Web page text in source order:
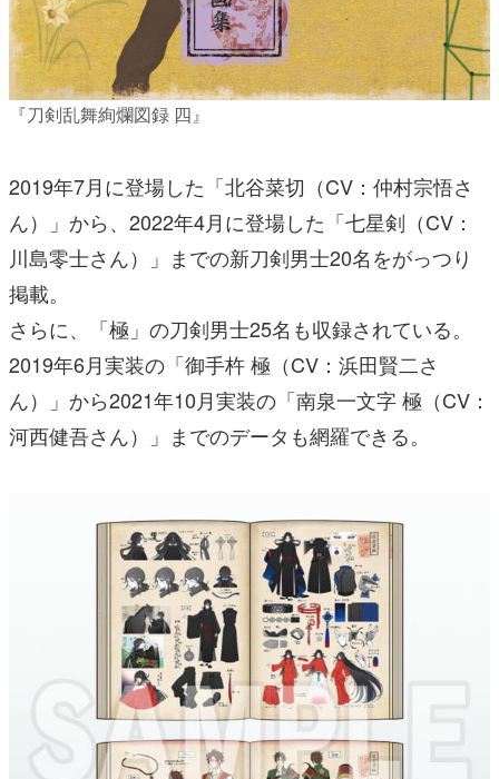
『刀剣乱舞絢爛図録 四』
2019年7月に登場した「北谷菜切（CV：仲村宗悟さ
ん）」から、2022年4月に登場した「七星剣（CV：
川島零士さん）」までの新刀剣男士20名をがっつり
掲載。
さらに、「極」の刀剣男士25名も収録されている。
2019年6月実装の「御手杵 極（CV：浜田賢二さ
ん）」から2021年10月実装の「南泉一文字 極（CV：
河西健吾さん）」までのデータも網羅できる。